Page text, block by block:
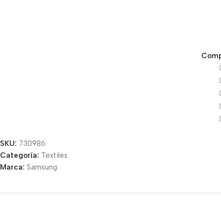
Unbeatable offers
Black Friday
SKU: 730986
Categoría: Textiles
Marca: Samsung